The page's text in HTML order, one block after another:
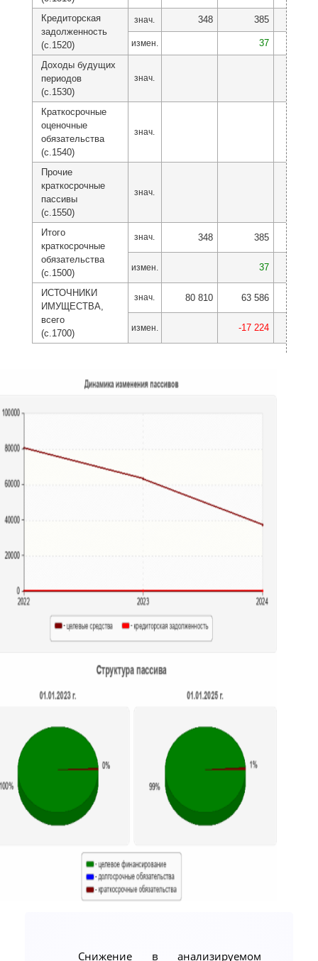
Кредиторская
задолженность
(с.1520)
знач. 348 385
измен. 37
Доходы будущих
периодов
(с.1530)
знач.
Краткосрочные
оценочные
обязательства
(с.1540)
знач.
Прочие
краткосрочные
пассивы
(с.1550)
знач.
Итого
краткосрочные
обязательства
(с.1500)
знач. 348 385
измен. 37
ИСТОЧНИКИ
ИМУЩЕСТВА,
всего
(с.1700)
знач. 80 810 63 586
измен. -17 224
Снижение в анализируемом